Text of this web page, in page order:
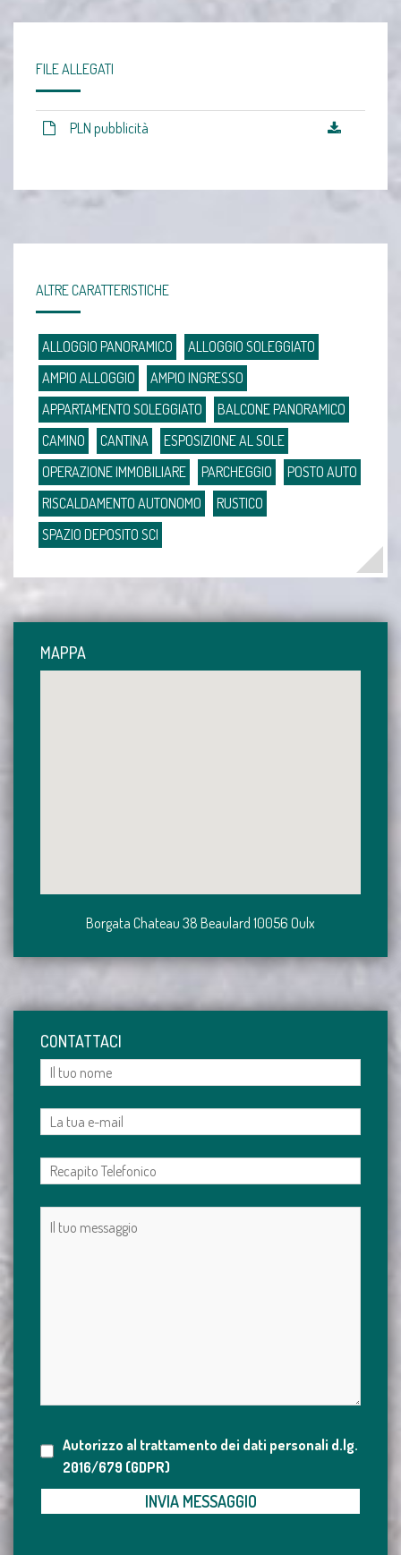
FILE ALLEGATI
PLN pubblicità
ALTRE CARATTERISTICHE
ALLOGGIO PANORAMICO
ALLOGGIO SOLEGGIATO
AMPIO ALLOGGIO
AMPIO INGRESSO
APPARTAMENTO SOLEGGIATO
BALCONE PANORAMICO
CAMINO
CANTINA
ESPOSIZIONE AL SOLE
OPERAZIONE IMMOBILIARE
PARCHEGGIO
POSTO AUTO
RISCALDAMENTO AUTONOMO
RUSTICO
SPAZIO DEPOSITO SCI
MAPPA
Borgata Chateau 38 Beaulard 10056 Oulx
CONTATTACI
Autorizzo al trattamento dei dati personali d.lg.
2016/679 (GDPR)